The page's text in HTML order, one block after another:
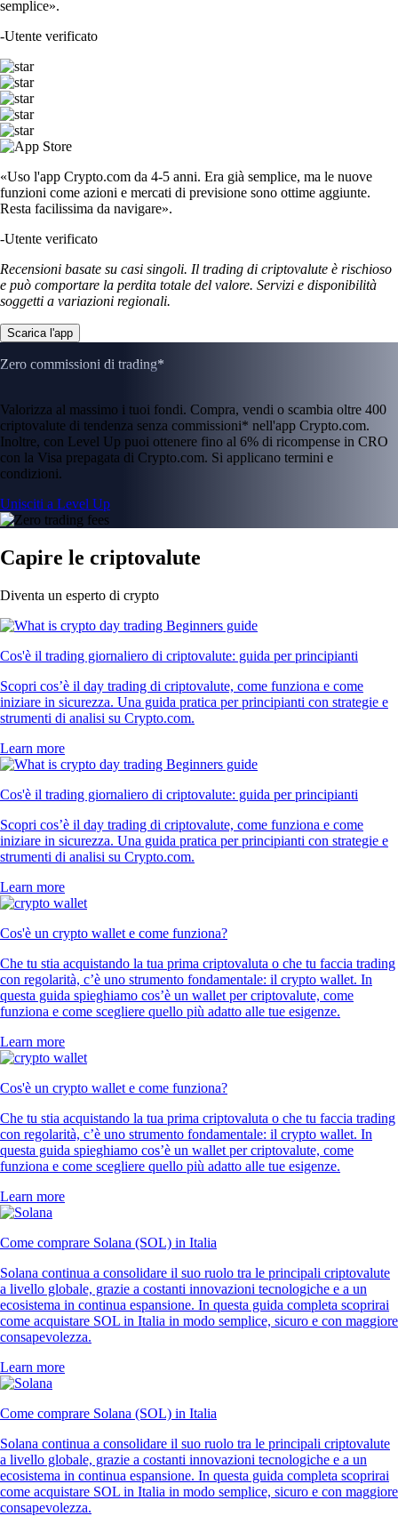
semplice».
-Utente verificato
«Uso l'app Crypto.com da 4-5 anni. Era già semplice, ma le nuove
funzioni come azioni e mercati di previsione sono ottime aggiunte.
Resta facilissima da navigare».
-Utente verificato
Recensioni basate su casi singoli. Il trading di criptovalute è rischioso
e può comportare la perdita totale del valore. Servizi e disponibilità
soggetti a variazioni regionali.
Scarica l'app
Zero commissioni di trading*
Valorizza al massimo i tuoi fondi. Compra, vendi o scambia oltre 400
criptovalute di tendenza senza commissioni* nell'app Crypto.com.
Inoltre, con Level Up puoi ottenere fino al 6% di ricompense in CRO
con la Visa prepagata di Crypto.com. Si applicano termini e
condizioni.
Unisciti a Level Up
Capire le criptovalute
Diventa un esperto di crypto
Cos'è il trading giornaliero di criptovalute: guida per principianti
Scopri cos’è il day trading di criptovalute, come funziona e come
iniziare in sicurezza. Una guida pratica per principianti con strategie e
strumenti di analisi su Crypto.com.
Learn more
Cos'è il trading giornaliero di criptovalute: guida per principianti
Scopri cos’è il day trading di criptovalute, come funziona e come
iniziare in sicurezza. Una guida pratica per principianti con strategie e
strumenti di analisi su Crypto.com.
Learn more
Cos'è un crypto wallet e come funziona?
Che tu stia acquistando la tua prima criptovaluta o che tu faccia trading
con regolarità, c’è uno strumento fondamentale: il crypto wallet. In
questa guida spieghiamo cos’è un wallet per criptovalute, come
funziona e come scegliere quello più adatto alle tue esigenze.
Learn more
Cos'è un crypto wallet e come funziona?
Che tu stia acquistando la tua prima criptovaluta o che tu faccia trading
con regolarità, c’è uno strumento fondamentale: il crypto wallet. In
questa guida spieghiamo cos’è un wallet per criptovalute, come
funziona e come scegliere quello più adatto alle tue esigenze.
Learn more
Come comprare Solana (SOL) in Italia
Solana continua a consolidare il suo ruolo tra le principali criptovalute
a livello globale, grazie a costanti innovazioni tecnologiche e a un
ecosistema in continua espansione. In questa guida completa scoprirai
come acquistare SOL in Italia in modo semplice, sicuro e con maggiore
consapevolezza.
Learn more
Come comprare Solana (SOL) in Italia
Solana continua a consolidare il suo ruolo tra le principali criptovalute
a livello globale, grazie a costanti innovazioni tecnologiche e a un
ecosistema in continua espansione. In questa guida completa scoprirai
come acquistare SOL in Italia in modo semplice, sicuro e con maggiore
consapevolezza.